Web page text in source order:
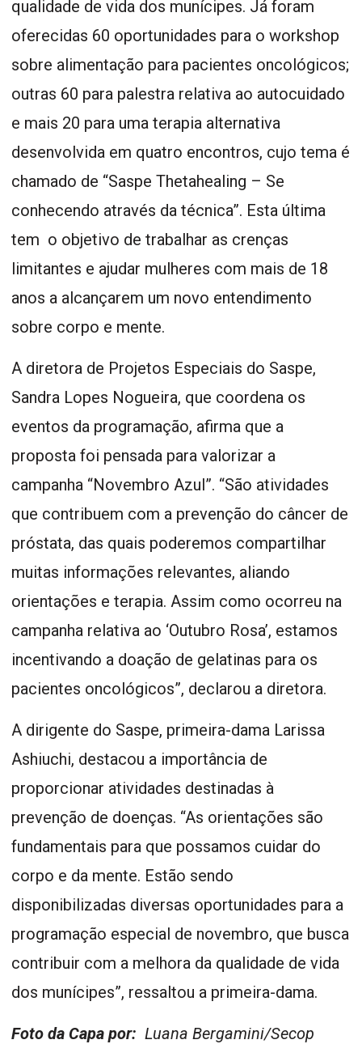
qualidade de vida dos munícipes. Já foram
oferecidas 60 oportunidades para o workshop
sobre alimentação para pacientes oncológicos;
outras 60 para palestra relativa ao autocuidado
e mais 20 para uma terapia alternativa
desenvolvida em quatro encontros, cujo tema é
chamado de “Saspe Thetahealing – Se
conhecendo através da técnica”. Esta última
tem o objetivo de trabalhar as crenças
limitantes e ajudar mulheres com mais de 18
anos a alcançarem um novo entendimento
sobre corpo e mente.
A diretora de Projetos Especiais do Saspe,
Sandra Lopes Nogueira, que coordena os
eventos da programação, afirma que a
proposta foi pensada para valorizar a
campanha “Novembro Azul”. “São atividades
que contribuem com a prevenção do câncer de
próstata, das quais poderemos compartilhar
muitas informações relevantes, aliando
orientações e terapia. Assim como ocorreu na
campanha relativa ao ‘Outubro Rosa’, estamos
incentivando a doação de gelatinas para os
pacientes oncológicos”, declarou a diretora.
A dirigente do Saspe, primeira-dama Larissa
Ashiuchi, destacou a importância de
proporcionar atividades destinadas à
prevenção de doenças. “As orientações são
fundamentais para que possamos cuidar do
corpo e da mente. Estão sendo
disponibilizadas diversas oportunidades para a
programação especial de novembro, que busca
contribuir com a melhora da qualidade de vida
dos munícipes”, ressaltou a primeira-dama.
Foto da Capa por: Luana Bergamini/Secop